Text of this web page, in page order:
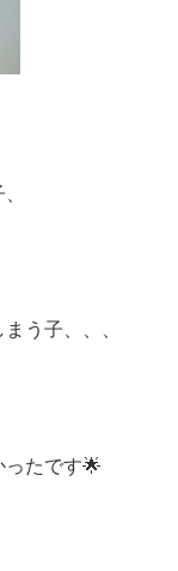
う子、、、
ったです🌟